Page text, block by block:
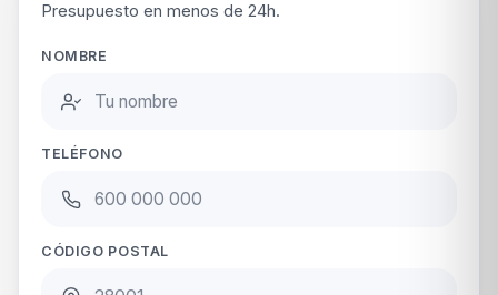
Presupuesto en menos de 24h.
NOMBRE
TELÉFONO
CÓDIGO POSTAL